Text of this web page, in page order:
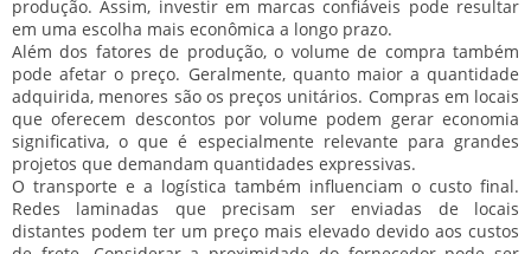
produção. Assim, investir em marcas confiáveis pode resultar
em uma escolha mais econômica a longo prazo.
Além dos fatores de produção, o volume de compra também
pode afetar o preço. Geralmente, quanto maior a quantidade
adquirida, menores são os preços unitários. Compras em locais
que oferecem descontos por volume podem gerar economia
significativa, o que é especialmente relevante para grandes
projetos que demandam quantidades expressivas.
O transporte e a logística também influenciam o custo final.
Redes laminadas que precisam ser enviadas de locais
distantes podem ter um preço mais elevado devido aos custos